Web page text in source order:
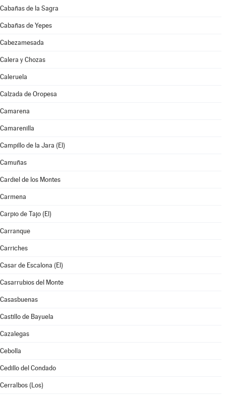
Cabañas de la Sagra
Cabañas de Yepes
Cabezamesada
Calera y Chozas
Caleruela
Calzada de Oropesa
Camarena
Camarenilla
Campillo de la Jara (El)
Camuñas
Cardiel de los Montes
Carmena
Carpio de Tajo (El)
Carranque
Carriches
Casar de Escalona (El)
Casarrubios del Monte
Casasbuenas
Castillo de Bayuela
Cazalegas
Cebolla
Cedillo del Condado
Cerralbos (Los)